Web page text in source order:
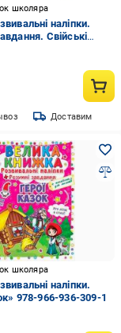
школяра
наліпки.
Свійські
966-936-297-1
Доставим
школяра
наліпки.
978-966-936-309-1